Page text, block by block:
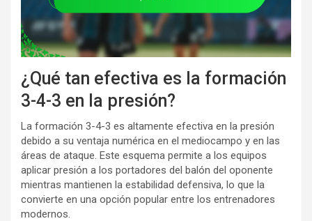
¿Qué tan efectiva es la formación
3-4-3 en la presión?
La formación 3-4-3 es altamente efectiva en la presión
debido a su ventaja numérica en el mediocampo y en las
áreas de ataque. Este esquema permite a los equipos
aplicar presión a los portadores del balón del oponente
mientras mantienen la estabilidad defensiva, lo que la
convierte en una opción popular entre los entrenadores
modernos.